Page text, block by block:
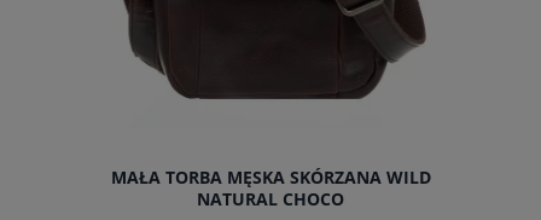
MAŁA TORBA MĘSKA SKÓRZANA WILD
NATURAL CHOCO